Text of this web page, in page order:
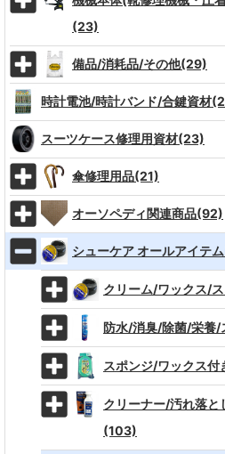
(23)
備品/消耗品/その他(29)
時計電池/時計バンド/合鍵資材
スーツケース修理用資材(23)
傘修理用品(21)
オーソペディ関連商品(92)
シューケア オールアイテ
クリーム/ワックス/
防水/消臭/除菌/栄養
スポンジ/ワックス
クリーナー/汚れ落
(103)